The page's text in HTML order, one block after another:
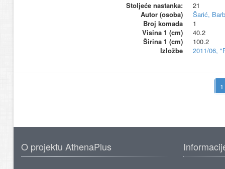
Stoljeće nastanka:
21
Autor (osoba)
Šarić,
Broj komada
1
Visina 1 (cm)
40.2
Širina 1 (cm)
100.2
Izložbe
2011/06,
O projektu AthenaPlus